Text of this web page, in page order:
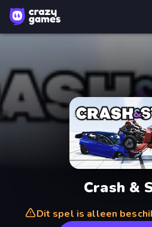
Crash &
Dit spel is alleen